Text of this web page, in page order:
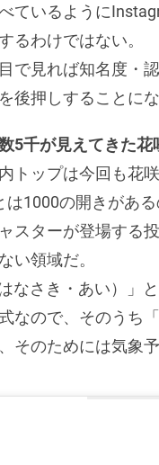
ているように
るわけではない。
で見れば知名度・
後押しすることにな
5千が見えてきた花
トップは今回も花咲
1000の開きがある
スターが登場する
い領域だ。
なさき・あい）」
なので、そのうち
そのためには気象